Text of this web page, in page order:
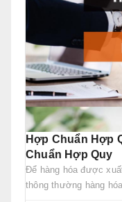
Hợp Chuẩn Hợp
Chuẩn Hợp Quy
Để hàng hóa được
thông thường hàng